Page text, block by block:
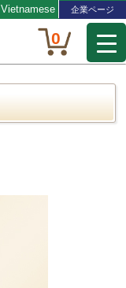
Vietnamese 企業ページ
0